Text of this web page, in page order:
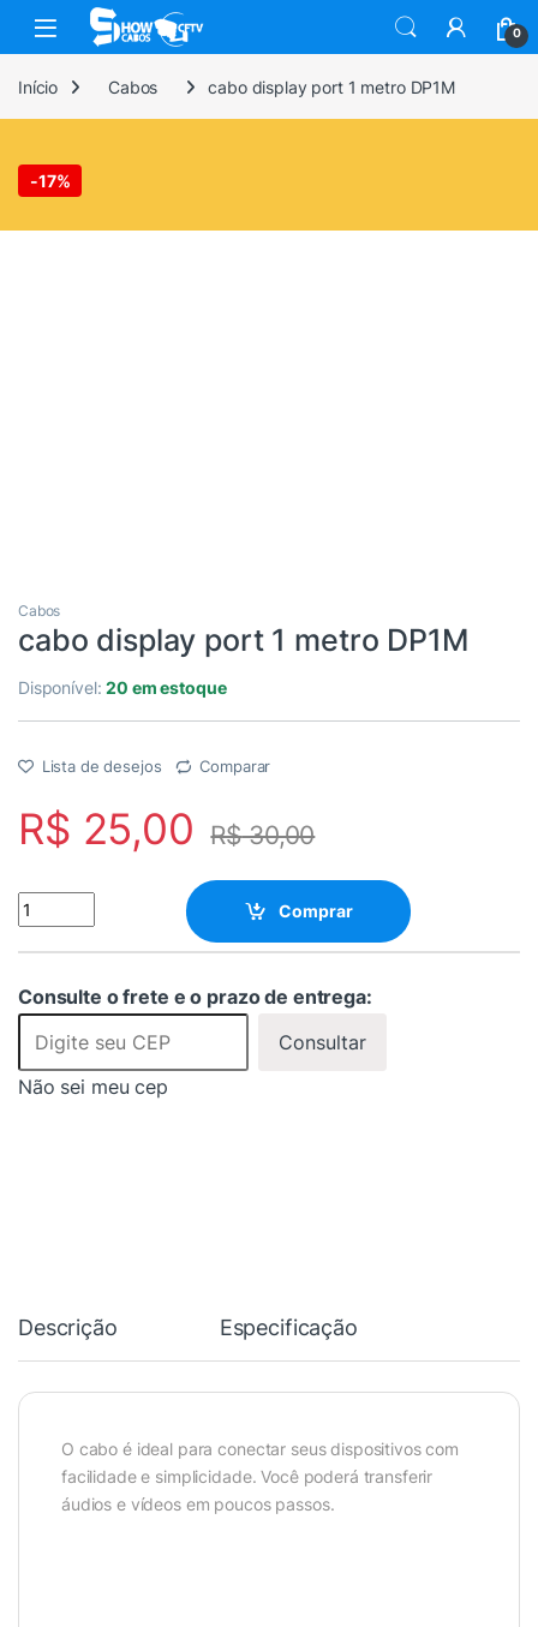
Skip to navigation
Skip to content
0
Início Cabos cabo display port 1 metro DP1M
-17%
Cabos
cabo display port 1 metro DP1M
Disponível:20 em estoque
Lista de desejos Comparar
R$ 25,00 R$30,00
cabo display port 1 metro DP1M quantity
Comprar
Consulte o frete e o prazo de entrega:
Consultar
Não sei meu cep
Descrição Especificação
O cabo é ideal para conectar seus dispositivos com
facilidade e simplicidade. Você poderá transferir
áudios e vídeos em poucos passos.